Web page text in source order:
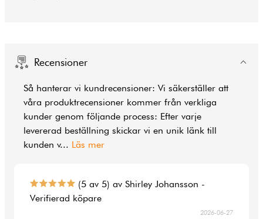
Recensioner
Så hanterar vi kundrecensioner: Vi säkerställer att
våra produktrecensioner kommer från verkliga
kunder genom följande process: Efter varje
levererad beställning skickar vi en unik länk till
kunden v... Läs mer
(5 av 5) av Shirley Johansson -
Verifierad köpare
2026-06-27